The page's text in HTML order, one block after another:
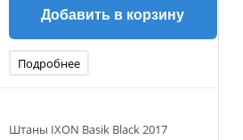
Добавить в корзину
Подробнее
Штаны IXON Basik Black 2017